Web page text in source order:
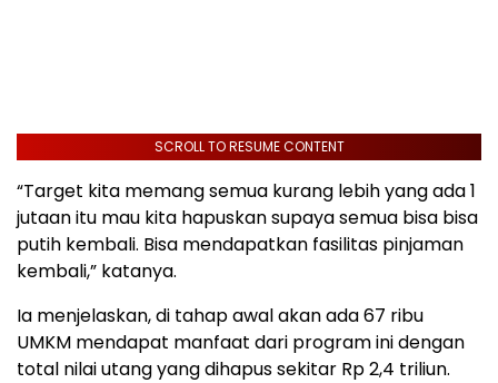
SCROLL TO RESUME CONTENT
“Target kita memang semua kurang lebih yang ada 1
jutaan itu mau kita hapuskan supaya semua bisa bisa
putih kembali. Bisa mendapatkan fasilitas pinjaman
kembali,” katanya.
Ia menjelaskan, di tahap awal akan ada 67 ribu
UMKM mendapat manfaat dari program ini dengan
total nilai utang yang dihapus sekitar Rp 2,4 triliun.